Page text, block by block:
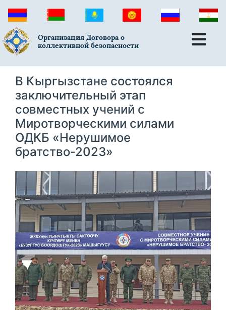
Организация Договора о
коллективной безопасности
В Кыргызстане состоялся
заключительный этап
совместных учений с
Миротворческими силами
ОДКБ «Нерушимое
братство-2023»